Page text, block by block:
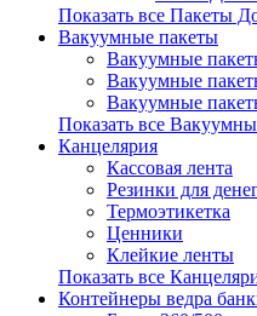
Показать все Пакеты
Вакуумные пакеты
Вакуумные
Вакуумные
Вакуумные
Показать все
Канцелярия
Кассовая лента
Резинки для
Термоэтикетка
Ценники
Клейкие ленты
Показать все
Контейнеры ведра